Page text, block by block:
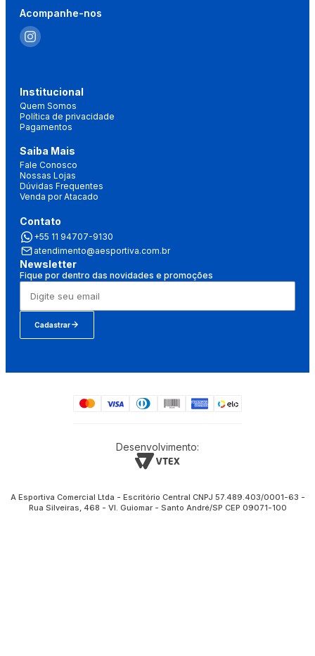
Acompanhe-nos
Institucional
Quem Somos
Política de privacidade
Pagamentos
Saiba Mais
Fale Conosco
Nossas Lojas
Dúvidas Frequentes
Venda por Atacado
Contato
+55 11 94707-9130
atendimento@aesportiva.com.br
Newsletter
Fique por dentro das novidades e promoções
Cadastrar
Desenvolvimento:
A Esportiva Comercial Ltda - Escritório Central CNPJ 57.489.403/0001-63 -
Rua Silveiras, 468 - Vl. Guiomar - Santo André/SP CEP 09071-100